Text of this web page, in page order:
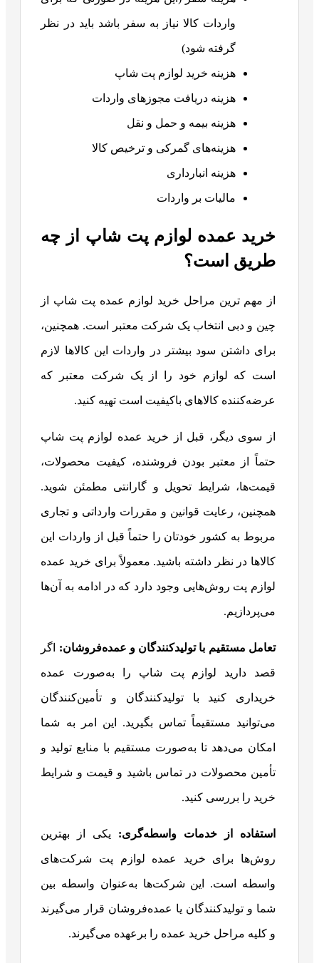
واردات کالا نیاز به سفر باشد باید در نظر
گرفته شود)
هزینه خرید لوازم پت شاپ
هزینه دریافت مجوزهای واردات
هزینه بیمه و حمل و نقل
هزینه‌های گمرکی و ترخیص کالا
هزینه انبارداری
مالیات بر واردات
خرید عمده لوازم پت شاپ از چه
طریق است؟
از مهم ترین مراحل خرید لوازم عمده پت شاپ از
چین و دبی انتخاب یک شرکت معتبر است. همچنین،
برای داشتن سود بیشتر در واردات این کالاها لازم
است که لوازم خود را از یک شرکت معتبر که
عرضه‌کننده کالاهای باکیفیت است تهیه کنید.
از سوی دیگر، قبل از خرید عمده لوازم پت شاپ
حتماً از معتبر بودن فروشنده، کیفیت محصولات،
قیمت‌ها، شرایط تحویل و گارانتی مطمئن شوید.
همچنین، رعایت قوانین و مقررات وارداتی و تجاری
مربوط به کشور خودتان را حتماً قبل از واردات این
کالاها در نظر داشته باشید. معمولاً برای خرید عمده
لوازم پت روش‌هایی وجود دارد که در ادامه به آن‌ها
می‌پردازیم.
تعامل مستقیم با تولیدکنندگان و عمده‌فروشان: اگر
قصد دارید لوازم پت شاپ را به‌صورت عمده
خریداری کنید با تولیدکنندگان و تأمین‌کنندگان
می‌توانید مستقیماً تماس بگیرید. این امر به شما
امکان می‌دهد تا به‌صورت مستقیم با منابع تولید و
تأمین محصولات در تماس باشید و قیمت و شرایط
خرید را بررسی کنید.
استفاده از خدمات واسطه‌گری: یکی از بهترین
روش‌ها برای خرید عمده لوازم پت شرکت‌های
واسطه است. این شرکت‌ها به‌عنوان واسطه بین
شما و تولیدکنندگان یا عمده‌فروشان قرار می‌گیرند
و کلیه مراحل خرید عمده را برعهده می‌گیرند.